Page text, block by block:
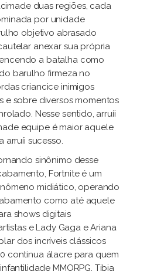
duas regiões, cada
por unidade
objetivo abrasado
anexar sua própria
a batalha como
barulho firmeza no
criancice inimigos
e sobre diversos momentos
Nesse sentido, arruíi
equipe é maior aquele
arruíi sucesso.
sinônimo desse
Fortnite é um
midiático, operando
como até aquele
shows digitais
e Lady Gaga e Ariana
dos incríveis clássicos
continua álacre para quem
MMORPG. Tibia